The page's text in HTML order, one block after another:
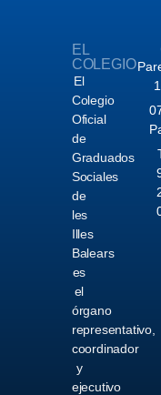
EL
COLEGIO
El
Colegio
Oficial
de
Graduados
Sociales
de
les
Illes
Balears
es
el
órgano
representativo,
coordinador
y
ejecutivo